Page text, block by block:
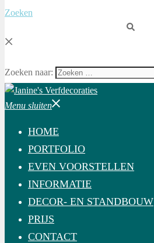
Zoeken
Zoeken naar:
Menu sluiten
HOME
PORTFOLIO
EVEN VOORSTELLEN
INFORMATIE
DECOR- EN STANDBOUW
PRIJS
CONTACT